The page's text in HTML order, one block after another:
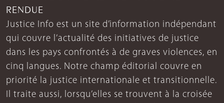
RENDUE
Justice Info est un site d’information indépendant
qui couvre l’actualité des initiatives de justice
dans les pays confrontés à de graves violences, en
cinq langues. Notre champ éditorial couvre en
priorité la justice internationale et transitionnelle.
Il traite aussi, lorsqu’elles se trouvent à la croisée